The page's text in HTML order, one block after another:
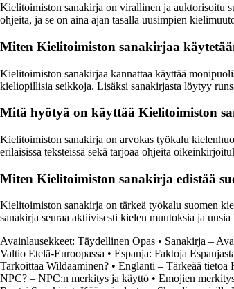
Kielitoimiston sanakirja on virallinen ja auktorisoitu
ohjeita, ja se on aina ajan tasalla uusimpien
Miten Kielitoimiston sanakirjaa
Kielitoimiston sanakirjaa kannattaa käyttää
kieliopillisia seikkoja. Lisäksi sanakirjasta löytyy
Mitä hyötyä on käyttää Kielitoimiston
Kielitoimiston sanakirja on arvokas työkalu
erilaisissa teksteissä sekä tarjoaa ohjeita
Miten Kielitoimiston sanakirja edistää
Kielitoimiston sanakirja on tärkeä työkalu suomen
sanakirja seuraa aktiivisesti kielen muutoksia ja
Avainlausekkeet: Täydellinen Opas • Sanakirja –
Valtio Etelä-Euroopassa • Espanja: Faktoja
Tarkoittaa Wildaaminen? • Englanti – Tärkeää tietoa
NPC? – NPC:n merkitys ja käyttö • Emojien